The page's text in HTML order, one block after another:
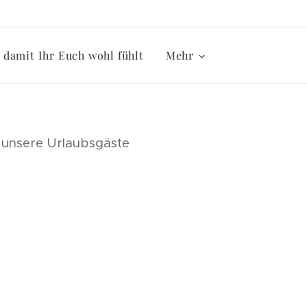
damit Ihr Euch wohl fühlt Mehr
Urlaubsgäste